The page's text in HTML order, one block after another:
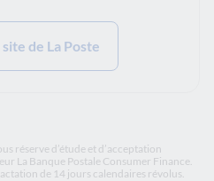
de La Poste
réserve d’étude et d’acceptation
La Banque Postale Consumer Finance.
de 14 jours calendaires révolus.